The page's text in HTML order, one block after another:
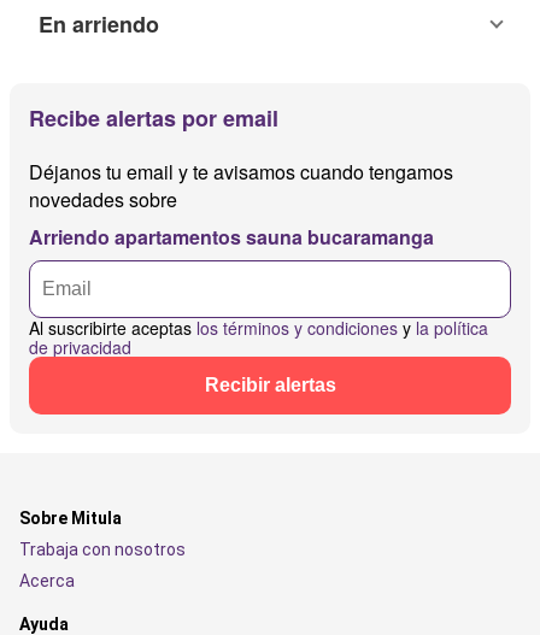
En arriendo
Recibe alertas por email
Déjanos tu email y te avisamos cuando tengamos
novedades sobre
Arriendo apartamentos sauna bucaramanga
Al suscribirte aceptas los términos y condiciones y la política
de privacidad
Recibir alertas
Sobre Mitula
Trabaja con nosotros
Acerca
Ayuda